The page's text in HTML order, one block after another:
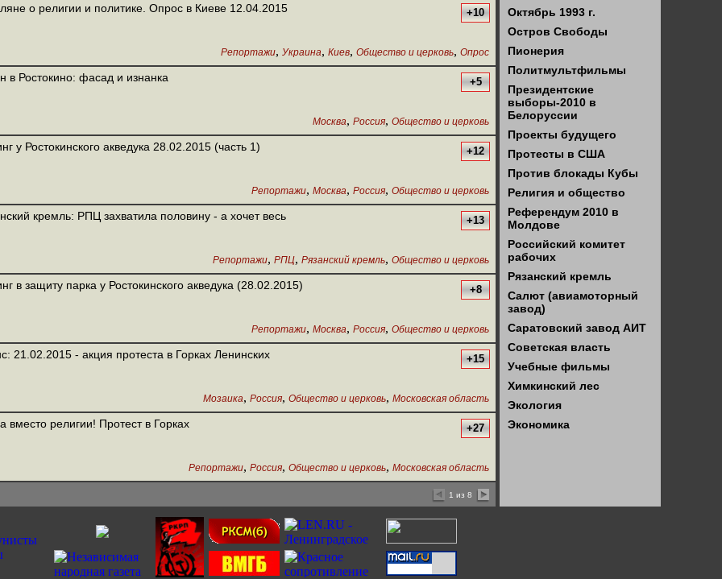
о религии и политике. Опрос в Киеве 12.04.2015 +10
Репортажи, Украина, Киев, Общество и церковь, Опрос
в Ростокино: фасад и изнанка +5
Москва, Россия, Общество и церковь
у Ростокинского акведука 28.02.2015 (часть 1) +12
Репортажи, Москва, Россия, Общество и церковь
кремль: РПЦ захватила половину - а хочет весь +13
Репортажи, РПЦ, Рязанский кремль, Общество и церковь
в защиту парка у Ростокинского акведука (28.02.2015) +8
Репортажи, Москва, Россия, Общество и церковь
21.02.2015 - акция протеста в Горках Ленинских +15
Мозаика, Россия, Общество и церковь, Московская область
вместо религии! Протест в Горках +27
Репортажи, Россия, Общество и церковь, Московская область
1 из 8
Октябрь 1993 г.
Остров Свободы
Пионерия
Политмультфильмы
Президентские
выборы-2010 в
Белоруссии
Проекты будущего
Протесты в США
Против блокады Кубы
Религия и общество
Референдум 2010 в
Молдове
Российский комитет
рабочих
Рязанский кремль
Салют (авиамоторный
завод)
Саратовский завод АИТ
Советская власть
Учебные фильмы
Химкинский лес
Экология
Экономика